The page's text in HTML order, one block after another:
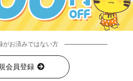
がお済みではない方
会員登録